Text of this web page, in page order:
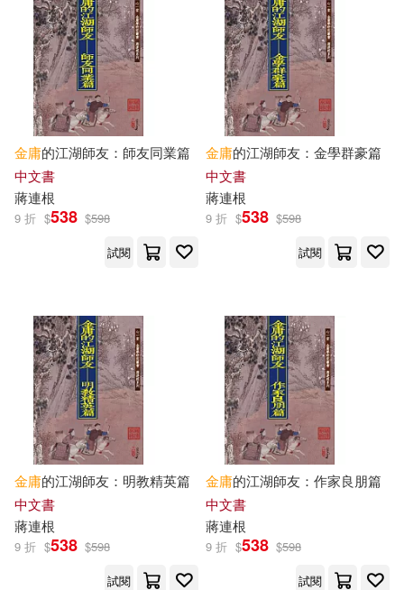
（春秋）孔丘(1)
（春秋）孔子(1)
（法）安德烈·莫洛亞(1)
（清）金庸齋 撰(1)
（美）田浩(1)
金庸的江湖師友：師友同業篇
中文書
蔣連根
9 折 $538 $598
試閱
金庸的江湖師友：金學群豪篇
中文書
蔣連根
9 折 $538 $598
試閱
金庸的江湖師友：明教精英篇
中文書
蔣連根
9 折 $538 $598
試閱
金庸的江湖師友：作家良朋篇
中文書
蔣連根
9 折 $538 $598
試閱